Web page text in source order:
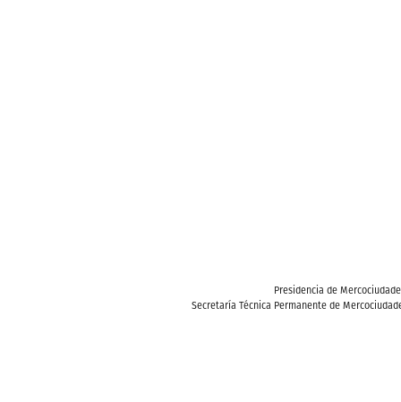
Presidencia de
Secretaría Técnica Permanente de